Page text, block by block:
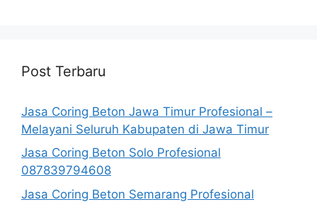
Post Terbaru
Jasa Coring Beton Jawa Timur Profesional –
Melayani Seluruh Kabupaten di Jawa Timur
Jasa Coring Beton Solo Profesional
087839794608
Jasa Coring Beton Semarang Profesional